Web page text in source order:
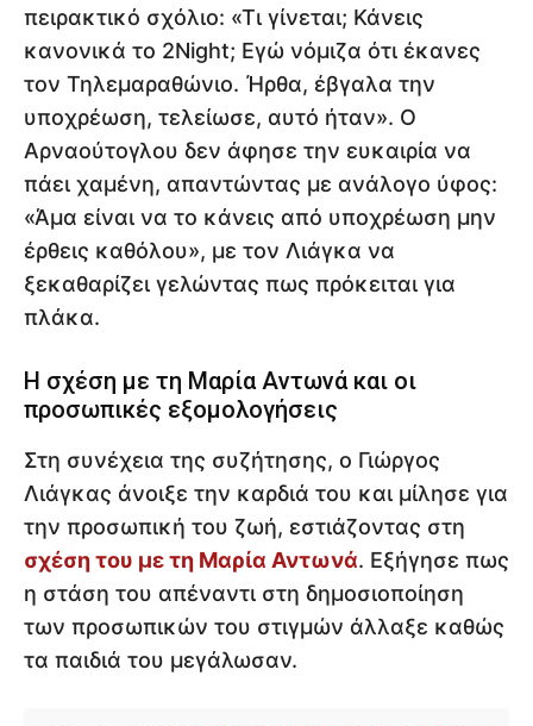
πειρακτικό σχόλιο: «Τι γίνεται; Κάνεις
κανονικά το 2Night; Εγώ νόμιζα ότι έκανες
τον Τηλεμαραθώνιο. Ήρθα, έβγαλα την
υποχρέωση, τελείωσε, αυτό ήταν». Ο
Αρναούτογλου δεν άφησε την ευκαιρία να
πάει χαμένη, απαντώντας με ανάλογο ύφος:
«Άμα είναι να το κάνεις από υποχρέωση μην
έρθεις καθόλου», με τον Λιάγκα να
ξεκαθαρίζει γελώντας πως πρόκειται για
πλάκα.
Η σχέση με τη Μαρία Αντωνά και οι
προσωπικές εξομολογήσεις
Στη συνέχεια της συζήτησης, ο Γιώργος
Λιάγκας άνοιξε την καρδιά του και μίλησε για
την προσωπική του ζωή, εστιάζοντας στη
σχέση του με τη Μαρία Αντωνά. Εξήγησε πως
η στάση του απέναντι στη δημοσιοποίηση
των προσωπικών του στιγμών άλλαξε καθώς
τα παιδιά του μεγάλωσαν.